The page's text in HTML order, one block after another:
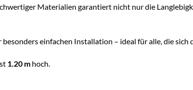
Materialien garantiert nicht nur die
einfachen Installation – ideal für alle, die
1.20 m hoch.